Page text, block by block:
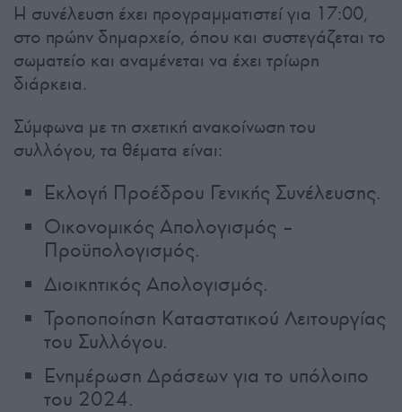
Η συνέλευση έχει προγραμματιστεί για 17:00,
στο πρώην δημαρχείο, όπου και συστεγάζεται το
σωματείο και αναμένεται να έχει τρίωρη
διάρκεια.
Σύμφωνα με τη σχετική ανακοίνωση του
συλλόγου, τα θέματα είναι:
Εκλογή Προέδρου Γενικής Συνέλευσης.
Οικονομικός Απολογισμός –
Προϋπολογισμός.
Διοικητικός Απολογισμός.
Τροποποίηση Καταστατικού Λειτουργίας
του Συλλόγου.
Ενημέρωση Δράσεων για το υπόλοιπο
του 2024.